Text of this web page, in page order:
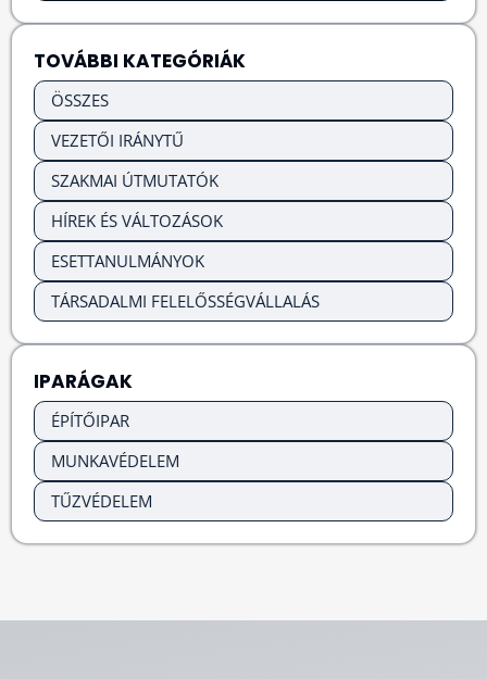
TOVÁBBI KATEGÓRIÁK
ÖSSZES
VEZETŐI IRÁNYTŰ
SZAKMAI ÚTMUTATÓK
HÍREK ÉS VÁLTOZÁSOK
ESETTANULMÁNYOK
TÁRSADALMI FELELŐSSÉGVÁLLALÁS
IPARÁGAK
ÉPÍTŐIPAR
MUNKAVÉDELEM
TŰZVÉDELEM